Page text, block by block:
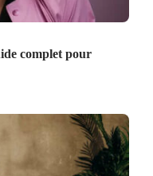
complet pour